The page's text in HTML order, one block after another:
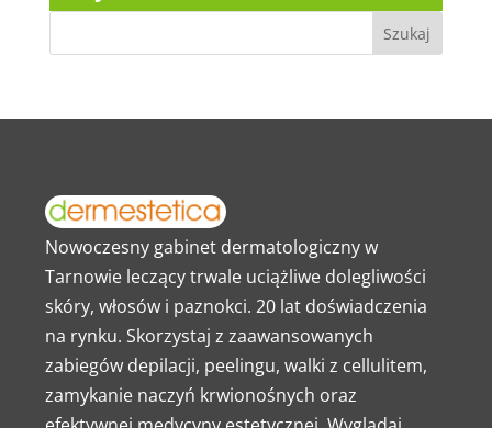
Nowoczesny gabinet dermatologiczny w
Tarnowie leczący trwale uciążliwe dolegliwości
skóry, włosów i paznokci. 20 lat doświadczenia
na rynku. Skorzystaj z zaawansowanych
zabiegów depilacji, peelingu, walki z cellulitem,
zamykanie naczyń krwionośnych oraz